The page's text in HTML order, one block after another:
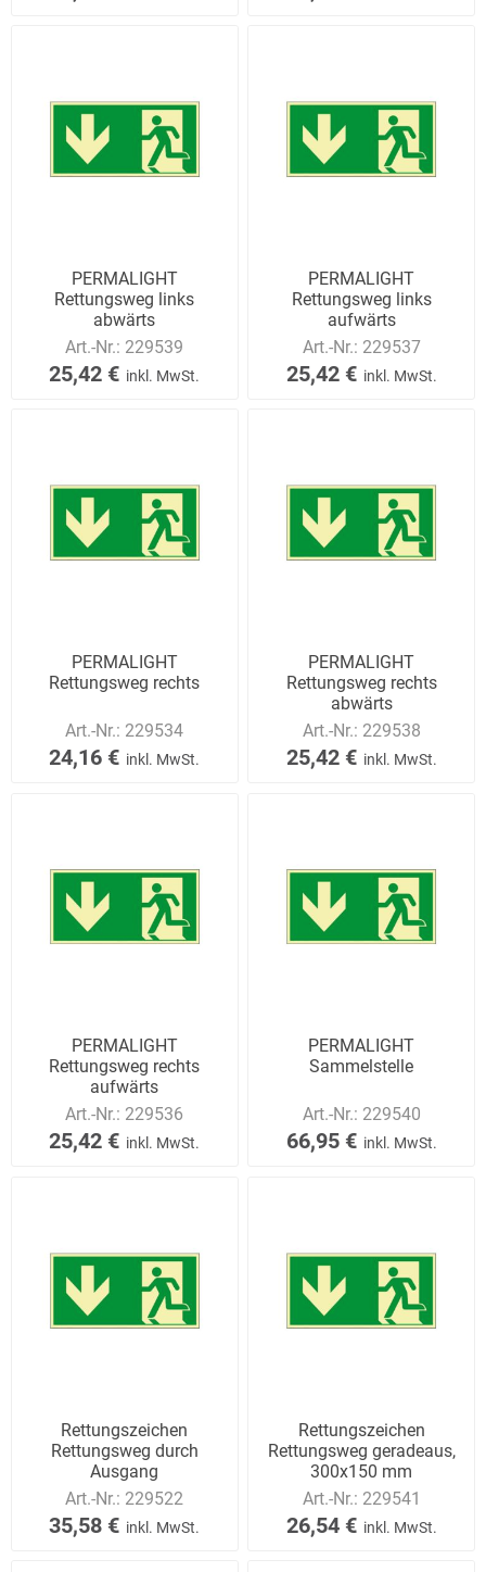
PERMALIGHT
Rettungsweg links
abwärts
Art.-Nr.: 229539
25,42 € inkl. MwSt.
PERMALIGHT
Rettungsweg links
aufwärts
Art.-Nr.: 229537
25,42 € inkl. MwSt.
PERMALIGHT
Rettungsweg rechts
Art.-Nr.: 229534
24,16 € inkl. MwSt.
PERMALIGHT
Rettungsweg rechts
abwärts
Art.-Nr.: 229538
25,42 € inkl. MwSt.
PERMALIGHT
Rettungsweg rechts
aufwärts
Art.-Nr.: 229536
25,42 € inkl. MwSt.
PERMALIGHT
Sammelstelle
Art.-Nr.: 229540
66,95 € inkl. MwSt.
Rettungszeichen
Rettungsweg durch
Ausgang
Art.-Nr.: 229522
35,58 € inkl. MwSt.
Rettungszeichen
Rettungsweg geradeaus,
300x150 mm
Art.-Nr.: 229541
26,54 € inkl. MwSt.